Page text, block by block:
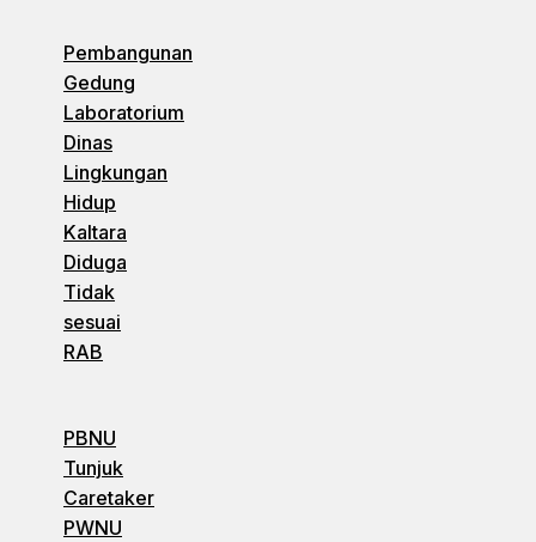
Pembangunan
Gedung
Laboratorium
Dinas
Lingkungan
Hidup
Kaltara
Diduga
Tidak
sesuai
RAB
PBNU
Tunjuk
Caretaker
PWNU